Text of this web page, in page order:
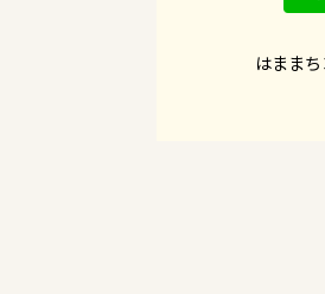
はまま